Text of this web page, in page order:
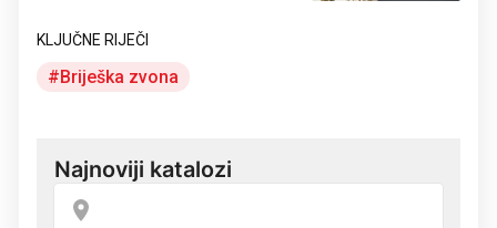
KLJUČNE RIJEČI
Briješka zvona